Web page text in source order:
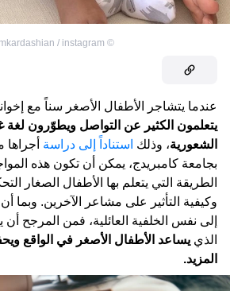
©
/ instagram
عندما يتشاجر الأطفال الأصغر سناً مع
يتعلمون الكثير عن التواصل ويطوّرون لغة
الشعورية، وذلك استناداً إلى دراسة
بجامعة كامبريدج، يمكن أن تكون هذه
الطريقة التي يتعلم بها الأطفال الصغار
وكيفية التأثير على مشاعر الآخرين. وبما أن
إلى نفس الخلفية العائلية، فمن المرجح
الذي يساعد الأطفال الأصغر في الواقع
المزيد.